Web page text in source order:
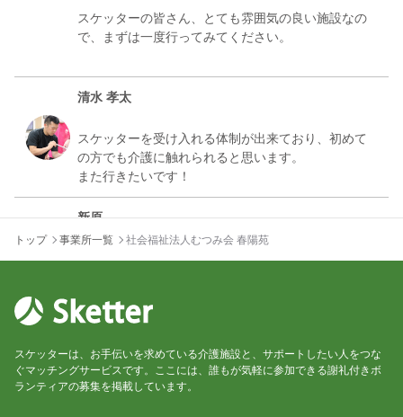
スケッターの皆さん、とても雰囲気の良い施設なの
で、まずは一度行ってみてください。
清水 孝太
スケッターを受け入れる体制が出来ており、初めて
の方でも介護に触れられると思います。
新原
今回はじめてスケッターで介護施設に伺わせていた
ム喫茶は、皆様が待ち望んでいるイベントのよう
山本
トップ 事業所一覧 社会福祉法人むつみ会 春陽苑
スケッターは、お手伝いを求めている介護施設と、サポートしたい人をつな
ぐマッチングサービスです。ここには、誰もが気軽に参加できる謝礼付きボ
ランティアの募集を掲載しています。